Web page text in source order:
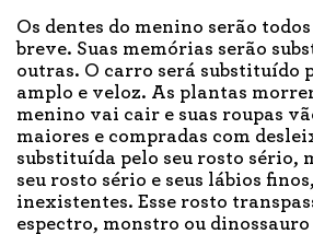
Os dentes do menino serão
breve. Suas memórias serão
outras. O carro será substituído
amplo e veloz. As plantas
menino vai cair e suas roupas
maiores e compradas com
substituída pelo seu rosto sério,
seu rosto sério e seus lábios
inexistentes. Esse rosto
espectro, monstro ou